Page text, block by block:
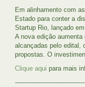
Em alinhamento com
Estado para conter a
Startup Rio, lançado
A nova edição
alcançadas pelo edital,
propostas. O
Clique aqui para mais